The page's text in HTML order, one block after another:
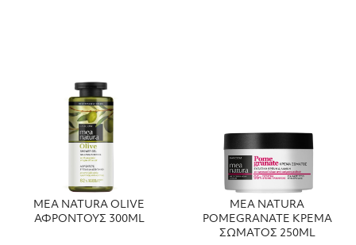
MEA NATURA OLIVE
ΑΦΡΟΝΤΟΥΣ 300ML
MEA NATURA
POMEGRANATE ΚΡΕΜΑ
ΣΩΜΑΤΟΣ 250ML